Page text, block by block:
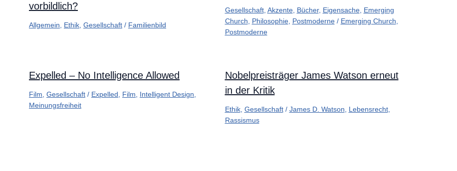
vorbildlich?
Allgemein Ethik Gesellschaft / Familienbild
Gesellschaft, Akzente, Bücher, Eigensache, Emerging
Church
Philosophie, Postmoderne/ Emerging Church
Postmoderne
Expelled – No Intelligence Allowed
Film Gesellschaft / Expelled Film Intelligent Design
Meinungsfreiheit
Nobelpreisträger James Watson erneut
in der Kritik
Ethik, Gesellschaft/ James D. Watson Lebensrecht,
Rassismus